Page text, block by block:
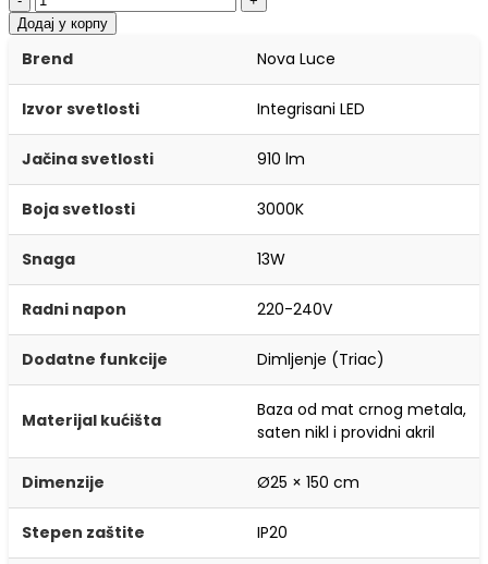
Додај у корпу
Brend Nova Luce
Izvor svetlosti Integrisani LED
Jačina svetlosti 910 lm
Boja svetlosti 3000K
Snaga 13W
Radni napon 220-240V
Dodatne funkcije Dimljenje (Triac)
Materijal kućišta
Baza od mat crnog metala,
saten nikl i providni akril
Dimenzije Ø25 × 150 cm
Stepen zaštite IP20